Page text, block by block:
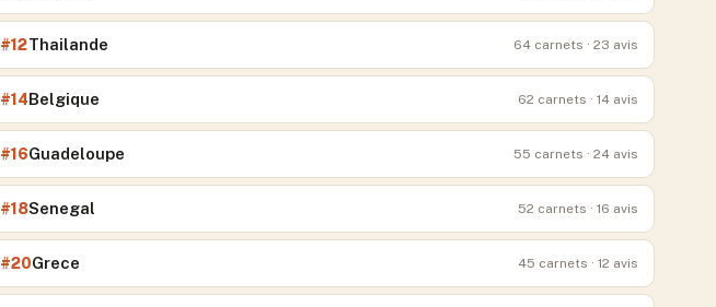
#12Thailande 64 carnets · 23 avis
#14Belgique 62 carnets · 14 avis
#16Guadeloupe 55 carnets · 24 avis
#18Senegal 52 carnets · 16 avis
#20Grece 45 carnets · 12 avis